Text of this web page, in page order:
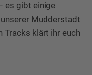
es gibt einige
Mudderstadt
Tracks klärt ihr euch